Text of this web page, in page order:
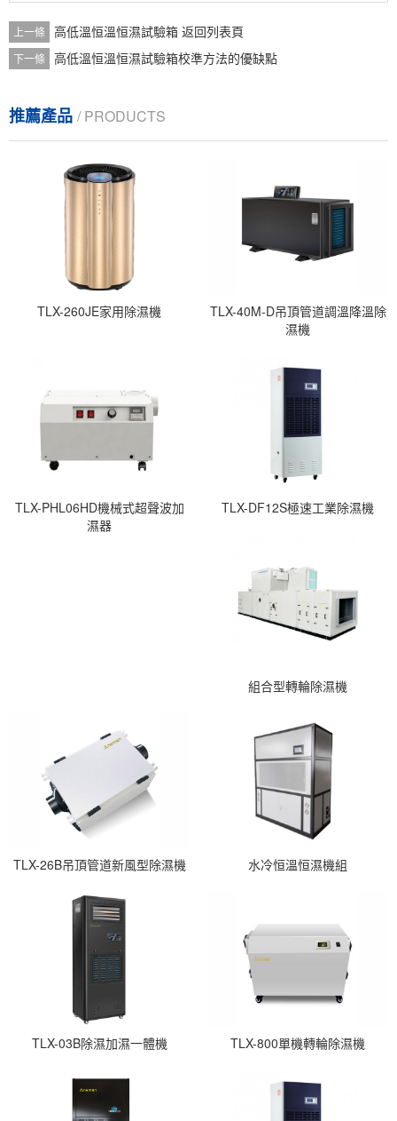
上一條 高低溫恒溫恒濕試驗箱 返回列表頁
下一條 高低溫恒溫恒濕試驗箱校準方法的優缺點
推薦產品 / PRODUCTS
TLX-260JE家用除濕機
TLX-40M-D吊頂管道調溫降溫除
濕機
TLX-PHL06HD機械式超聲波加
濕器
TLX-DF12S極速工業除濕機
組合型轉輪除濕機
TLX-26B吊頂管道新風型除濕機 水冷恒溫恒濕機組
TLX-03B除濕加濕一體機 TLX-800單機轉輪除濕機